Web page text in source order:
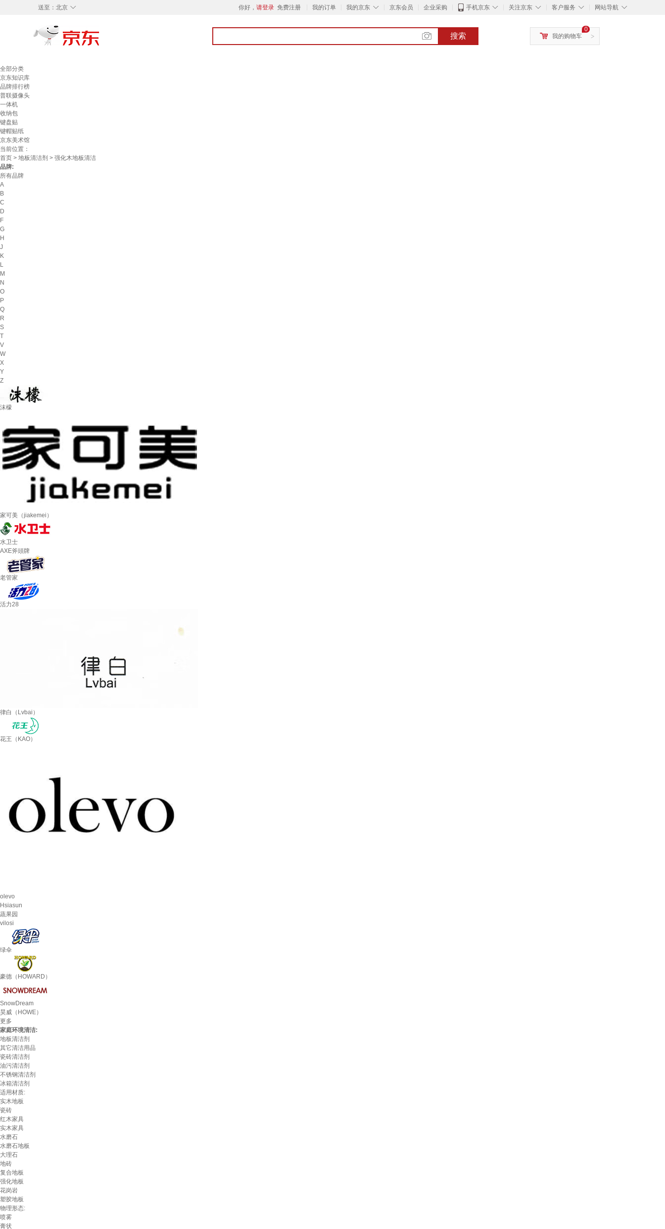
◇
送至： 北京 你好， 请登录 免费注册 我的订单 ◇
我的京东 京东会员 企业采购 ◇
手机京东 ◇
关注京东 ◇
客户服务 ◇
网站导航
搜索 >
0
我的购物车
全部分类
京东知识库
品牌排行榜
普联摄像头
一体机
收纳包
键盘贴
键帽贴纸
京东美术馆
当前位置：
首页 > 地板清洁剂 > 强化木地板清洁
品牌:
所有品牌
A
B
C
D
F
G
H
J
K
L
M
N
O
P
Q
R
S
T
V
W
X
Y
Z
沫檬
家可美（jiakemei）
水卫士
AXE斧頭牌
老管家
活力28
律白（Lvbai）
花王（KAO）
olevo
Hsiasun
蔬果园
vilosi
绿伞
豪德（HOWARD）
SnowDream
昊威（HOWE）
更多
家庭环境清洁:
地板清洁剂
其它清洁用品
瓷砖清洁剂
油污清洁剂
不锈钢清洁剂
冰箱清洁剂
适用材质:
实木地板
瓷砖
红木家具
实木家具
水磨石
水磨石地板
大理石
地砖
复合地板
强化地板
花岗岩
塑胶地板
物理形态:
喷雾
膏状